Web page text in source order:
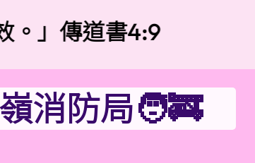
傳道書4:9
消防局🧑‍🚒